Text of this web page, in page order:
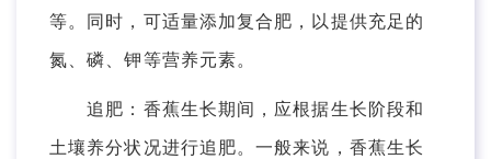
等。同时，可适量添加复合肥，以提供充足的
氮、磷、钾等营养元素。
追肥：香蕉生长期间，应根据生长阶段和
土壤养分状况进行追肥。一般来说，香蕉生长